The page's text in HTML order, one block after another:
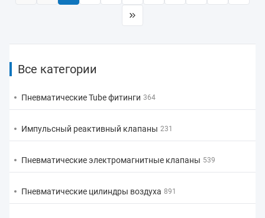
Все категории
Пневматические Tube фитинги 364
Импульсный реактивный клапаны 231
Пневматические электромагнитные клапаны 539
Пневматические цилиндры воздуха 891